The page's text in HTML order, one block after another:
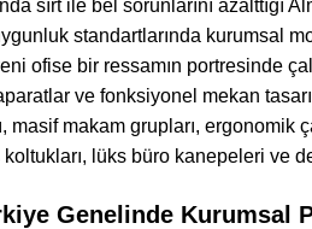
sırt ile bel sorunlarını azalttığı
standartlarında kurumsal
ofise bir ressamın portresinde
aparatlar ve fonksiyonel mekan
masif makam grupları, ergonomik
lüks büro kanepeleri ve
Genelinde Kurumsal